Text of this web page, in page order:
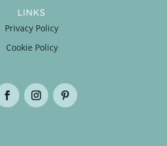
LINKS
Privacy Policy
Cookie Policy